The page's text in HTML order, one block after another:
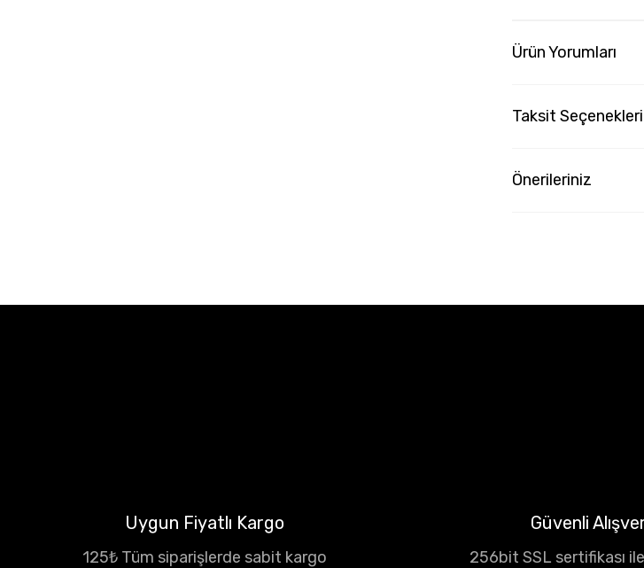
Ürün Yorumları
Taksit Seçenekleri
Önerileriniz
Uygun Fiyatlı Kargo
125₺ Tüm siparişlerde sabit kargo
Güvenli
256bit SSL sertifikası